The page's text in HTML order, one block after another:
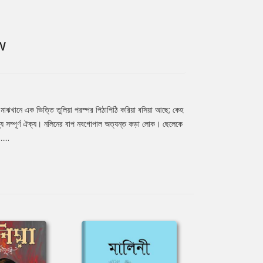
এক ভিত্তি তুলিয়া পরস্পর পিঠাপিঠি করিয়া বসিয়া আছে; কেহ
সম্পূর্ণ ঐক্য। নলিনের বাপ নবগোপাল অত্যন্ত কড়া লোক। ছেলেকে